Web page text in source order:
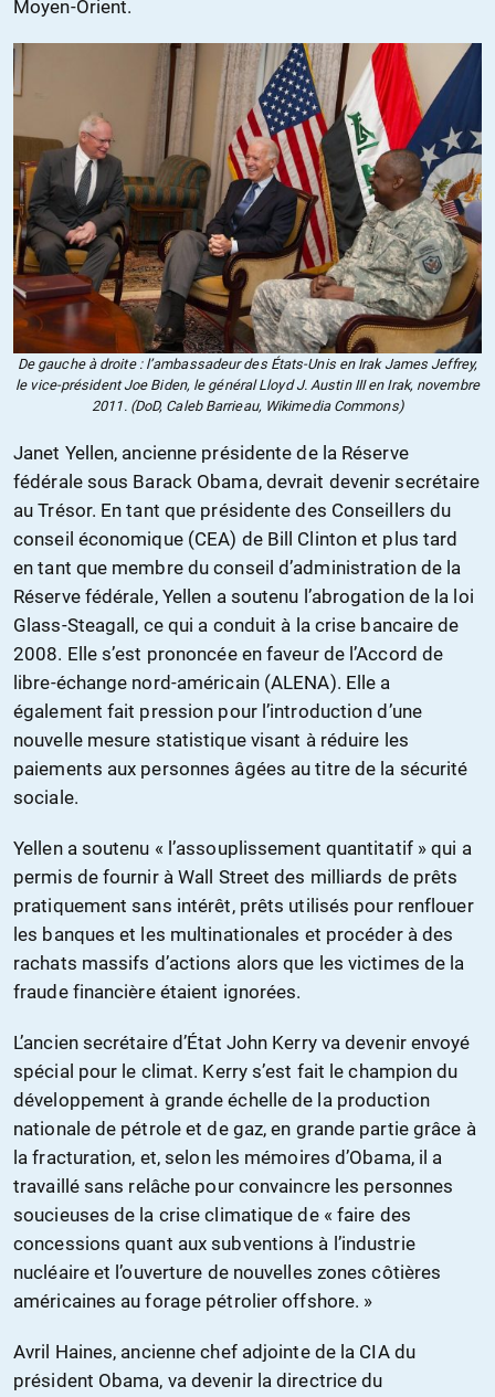
Moyen-Orient.
De gauche à droite : l’ambassadeur des États-Unis en Irak James Jeffrey,
le vice-président Joe Biden, le général Lloyd J. Austin III en Irak, novembre
2011. (DoD, Caleb Barrieau, Wikimedia Commons)
Janet Yellen, ancienne présidente de la Réserve
fédérale sous Barack Obama, devrait devenir secrétaire
au Trésor. En tant que présidente des Conseillers du
conseil économique (CEA) de Bill Clinton et plus tard
en tant que membre du conseil d’administration de la
Réserve fédérale, Yellen a soutenu l’abrogation de la loi
Glass-Steagall, ce qui a conduit à la crise bancaire de
2008. Elle s’est prononcée en faveur de l’Accord de
libre-échange nord-américain (ALENA). Elle a
également fait pression pour l’introduction d’une
nouvelle mesure statistique visant à réduire les
paiements aux personnes âgées au titre de la sécurité
sociale.
Yellen a soutenu « l’assouplissement quantitatif » qui a
permis de fournir à Wall Street des milliards de prêts
pratiquement sans intérêt, prêts utilisés pour renflouer
les banques et les multinationales et procéder à des
rachats massifs d’actions alors que les victimes de la
fraude financière étaient ignorées.
L’ancien secrétaire d’État John Kerry va devenir envoyé
spécial pour le climat. Kerry s’est fait le champion du
développement à grande échelle de la production
nationale de pétrole et de gaz, en grande partie grâce à
la fracturation, et, selon les mémoires d’Obama, il a
travaillé sans relâche pour convaincre les personnes
soucieuses de la crise climatique de « faire des
concessions quant aux subventions à l’industrie
nucléaire et l’ouverture de nouvelles zones côtières
américaines au forage pétrolier offshore. »
Avril Haines, ancienne chef adjointe de la CIA du
président Obama, va devenir la directrice du